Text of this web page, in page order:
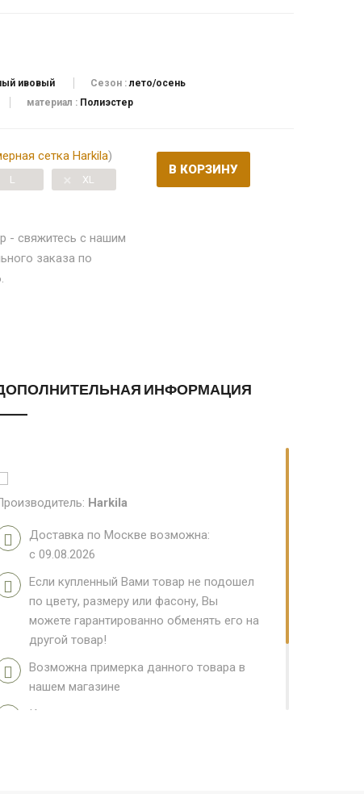
ивовый Сезон :лето/осень
материал : Полиэстер
сетка Harkila)
L XL
- свяжитесь с нашим
заказа по
.
В КОРЗИНУ
ИНФОРМАЦИЯ
Harkila
Доставка по Москве возможна:
с 09.08.2026
Если купленный Вами товар не подошел
по цвету, размеру или фасону, Вы
можете гарантированно обменять его на
другой товар!
Возможна примерка данного товара в
нашем магазине
Консультация менеджеров магазина: